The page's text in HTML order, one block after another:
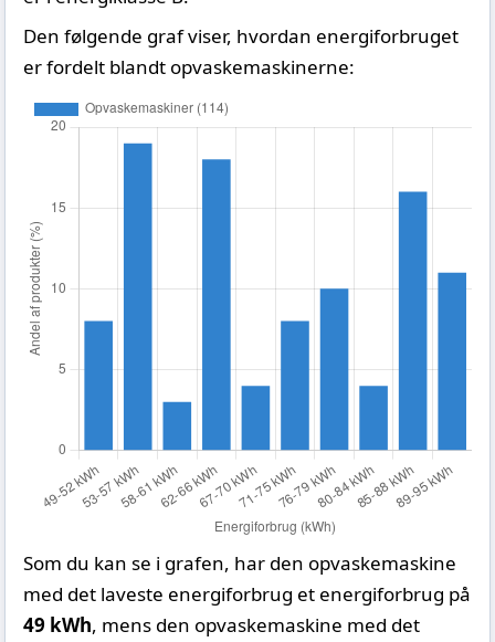
Den følgende graf viser, hvordan energiforbruget
er fordelt blandt opvaskemaskinerne:
Som du kan se i grafen, har den opvaskemaskine
med det laveste energiforbrug et energiforbrug på
49 kWh, mens den opvaskemaskine med det